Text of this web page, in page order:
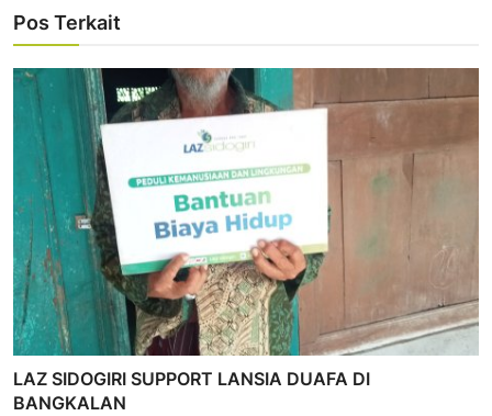
Pos Terkait
LAZ SIDOGIRI SUPPORT LANSIA DUAFA DI
BANGKALAN